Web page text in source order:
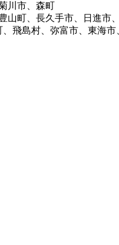
川市、森町
町、長久手市、日進
飛島村、弥富市、東海